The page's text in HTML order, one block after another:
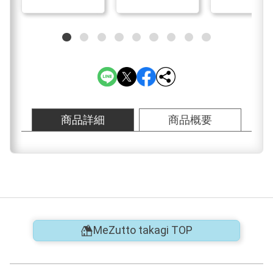
商品詳細 商品概要
MeZutto takagi TOP